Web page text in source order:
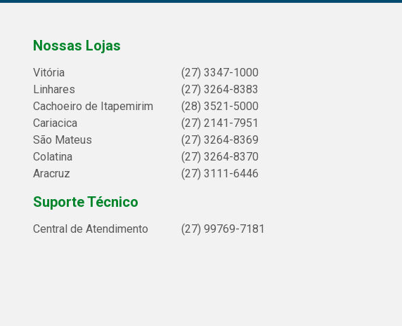
Nossas Lojas
Vitória
(27) 3347-1000
Linhares
(27) 3264-8383
Cachoeiro de Itapemirim
(28) 3521-5000
Cariacica
(27) 2141-7951
São Mateus
(27) 3264-8369
Colatina
(27) 3264-8370
Aracruz
(27) 3111-6446
Suporte Técnico
Central de Atendimento (27) 99769-7181